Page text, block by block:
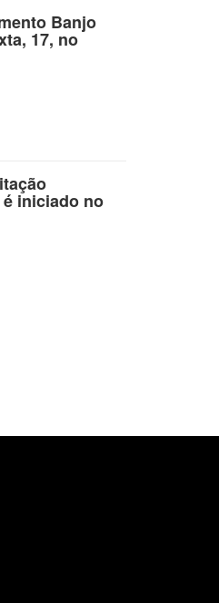
Banjo
17, no
iniciado no